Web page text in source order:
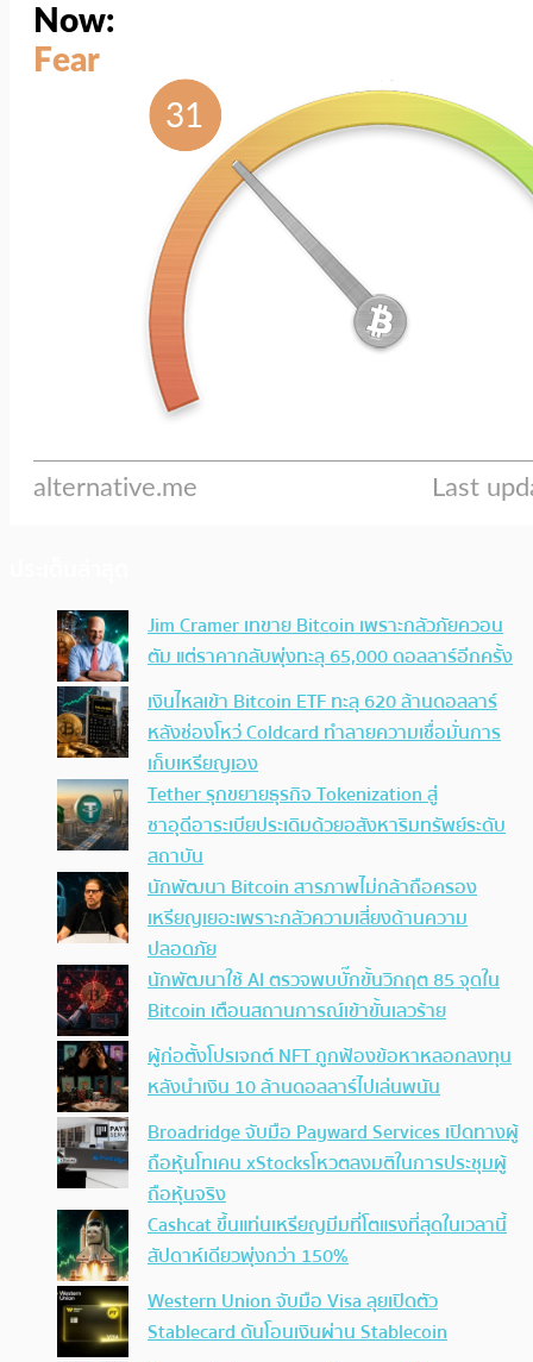
Jim Cramer เทขาย Bitcoin เพราะกลัวภัยควอน
ตัม แต่ราคากลับพุ่งทะลุ 65,000 ดอลลาร์อีกครั้ง
เงินไหลเข้า Bitcoin ETF ทะลุ 620 ล้านดอลลาร์
หลังช่องโหว่ Coldcard ทำลายความเชื่อมั่นการ
เก็บเหรียญเอง
Tether รุกขยายธุรกิจ Tokenization สู่
ซาอุดีอาระเบียประเดิมด้วยอสังหาริมทรัพย์ระดับ
สถาบัน
นักพัฒนา Bitcoin สารภาพไม่กล้าถือครอง
เหรียญเยอะเพราะกลัวความเสี่ยงด้านความ
ปลอดภัย
นักพัฒนาใช้ AI ตรวจพบบั๊กขั้นวิกฤต 85 จุดใน
Bitcoin เตือนสถานการณ์เข้าขั้นเลวร้าย
ผู้ก่อตั้งโปรเจกต์ NFT ถูกฟ้องข้อหาหลอกลงทุน
หลังนำเงิน 10 ล้านดอลลาร์ไปเล่นพนัน
Broadridge จับมือ Payward Services เปิดทางผู้
ถือหุ้นโทเคน xStocksโหวตลงมติในการประชุมผู้
ถือหุ้นจริง
Cashcat ขึ้นแท่นเหรียญมีมที่โตแรงที่สุดในเวลานี้
สัปดาห์เดียวพุ่งกว่า 150%
Western Union จับมือ Visa ลุยเปิดตัว
Stablecard ดันโอนเงินผ่าน Stablecoin